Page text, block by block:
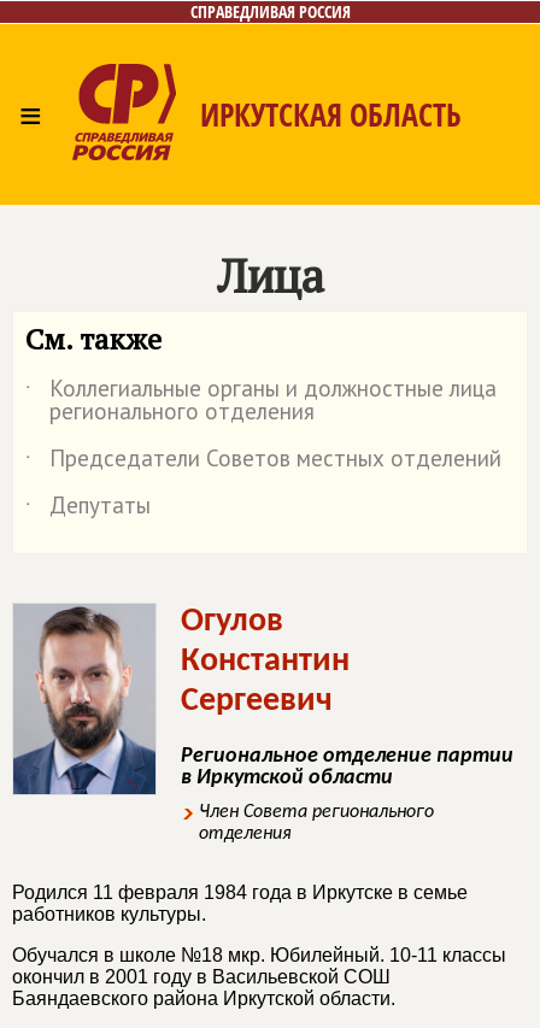
СПРАВЕДЛИВАЯ РОССИЯ
≡ ИРКУТСКАЯ ОБЛАСТЬ
Интернет-приёмная
Лица
См. также
˙ Коллегиальные органы и должностные лица
регионального отделения
˙
Председатели Советов местных отделений
˙
Депутаты
Огулов
Константин
Сергеевич
Региональное отделение партии
в Иркутской области
Член Совета регионального
отделения
Родился 11 февраля 1984 года в Иркутске в семье
работников культуры.
Обучался в школе №18 мкр. Юбилейный. 10-11 классы
окончил в 2001 году в Васильевской СОШ
Баяндаевского района Иркутской области.